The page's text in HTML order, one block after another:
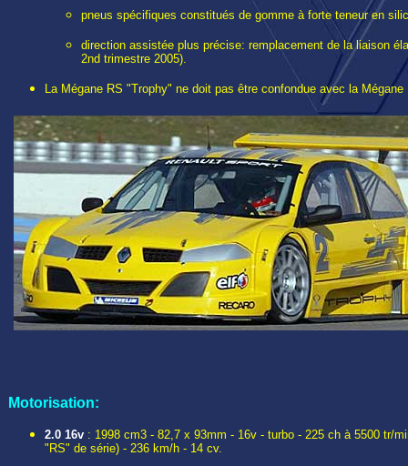
pneus spécifiques constitués de gomme à forte teneur en
direction assistée plus précise: remplacement de la liaison
2nd trimestre 2005).
La Mégane RS "Trophy" ne doit pas être confondue avec la
Motorisation:
2.0 16v : 1998 cm3 - 82,7 x 93mm - 16v - turbo - 225 ch à 5500 tr/
"RS" de série) - 236 km/h - 14 cv.